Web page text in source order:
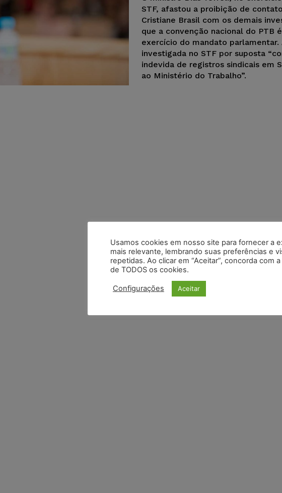
STF, afastou a proibição de
Cristiane Brasil com os demais
que a convenção nacional do PTB
exercício do mandato parlamentar.
investigada no STF por suposta
indevida de registros sindicais em
ao Ministério do Trabalho”.
Usamos cookies em nosso site para fornecer a
mais relevante, lembrando suas preferências e
repetidas. Ao clicar em “Aceitar”, concorda com
de TODOS os cookies.
Configurações Aceitar